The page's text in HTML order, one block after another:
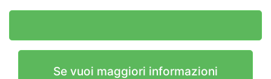
Se vuoi maggiori informazioni